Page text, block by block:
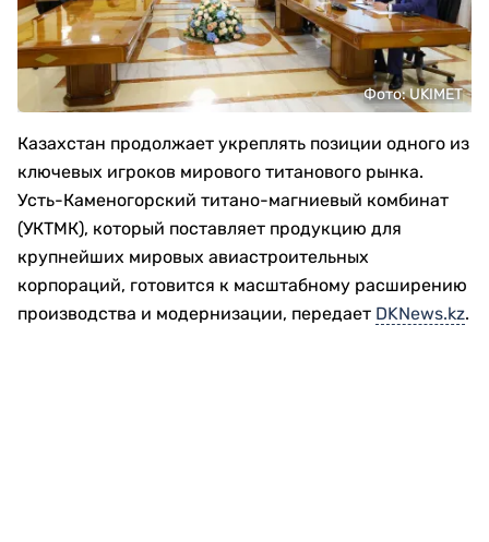
Фото: UKIMET
Казахстан продолжает укреплять позиции одного из
ключевых игроков мирового титанового рынка.
Усть-Каменогорский титано-магниевый комбинат
(УКТМК), который поставляет продукцию для
крупнейших мировых авиастроительных
корпораций, готовится к масштабному расширению
производства и модернизации, передает DKNews.kz.